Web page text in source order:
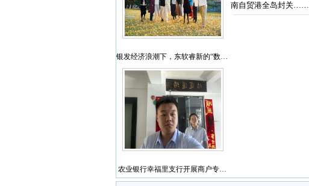
银发经济浪潮下，东软睿新的“数…
农业银行幸福里支行开展商户专…
南自贸港全岛封关……